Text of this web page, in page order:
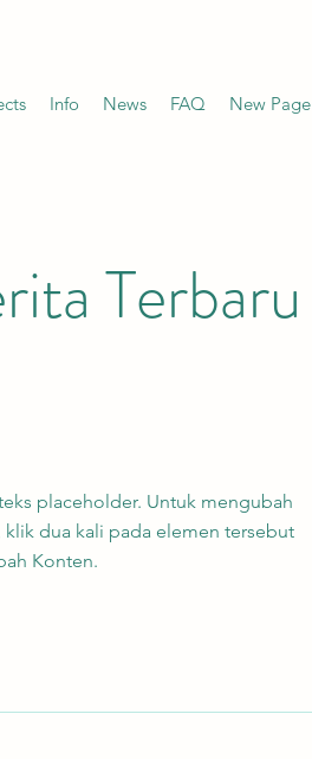
Info News FAQ New Page
Terbaru
placeholder. Untuk mengubah
klik dua kali pada elemen tersebut
Konten.